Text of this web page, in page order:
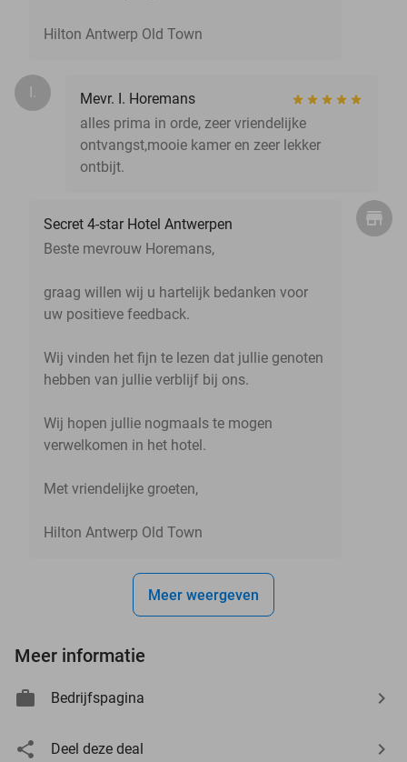
Hilton Antwerp Old Town
I.
Mevr. I. Horemans
alles prima in orde, zeer vriendelijke
ontvangst,mooie kamer en zeer lekker
ontbijt.
Secret 4-star Hotel Antwerpen
Beste mevrouw Horemans,
graag willen wij u hartelijk bedanken voor
uw positieve feedback.
Wij vinden het fijn te lezen dat jullie genoten
hebben van jullie verblijf bij ons.
Wij hopen jullie nogmaals te mogen
verwelkomen in het hotel.
Met vriendelijke groeten,
Hilton Antwerp Old Town
Meer weergeven
Meer informatie
Bedrijfspagina
Deel deze deal